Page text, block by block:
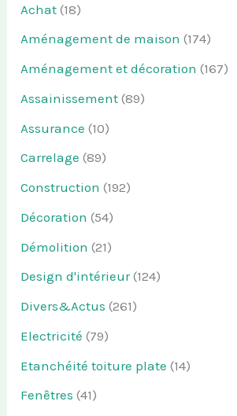
Achat (18)
Aménagement de maison (174)
Aménagement et décoration (167)
Assainissement (89)
Assurance (10)
Carrelage (89)
Construction (192)
Décoration (54)
Démolition (21)
Design d'intérieur(124)
Divers&Actus (261)
Electricité (79)
Etanchéité toiture plate (14)
Fenêtres (41)